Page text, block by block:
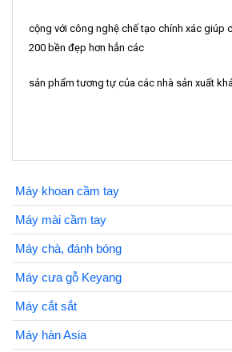
cộng với công nghệ chế tạo chính xác giúp
200 bền đẹp hơn hẳn các
sản phẩm tương tự của các nhà sản xuất
Máy khoan cầm tay
Máy mài cầm tay
Máy chà, đánh bóng
Máy cưa gỗ Keyang
Máy cắt sắt
Máy hàn Asia